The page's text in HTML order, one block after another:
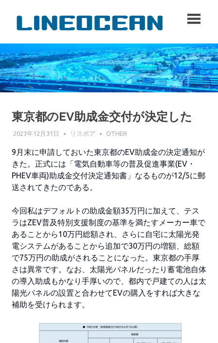
ツ
へ
ス
キ
東京都のEV助成金交付が決定した
2023年12月31日 リスボア OTHER
9月末に申請しておいた東京都のEV助成金の決定通知が
きた。正式には「電気自動車等の普及促進事業(EV・
PHEV車両)助成金交付決定通知書」なるものが12/5に郵
送されてきたのである。
今回私はデフォルトの助成金額35万円に加えて、テス
ラはZEV普及特別支援制度の基準を満たすメーカー車で
あることから10万円総額され、さらに自宅に太陽光発
電システムがあることから追加で30万円の増額、総額
で75万円の助成がされることになった。東京都の手厚
さは異常です。なお、太陽光パネルだったり蓄電池自体
の導入助成もかなり手厚いので、都内で戸建ての人は太
陽光パネルの設置と合わせてEVの購入をすれば大きな
補助を受けられます。